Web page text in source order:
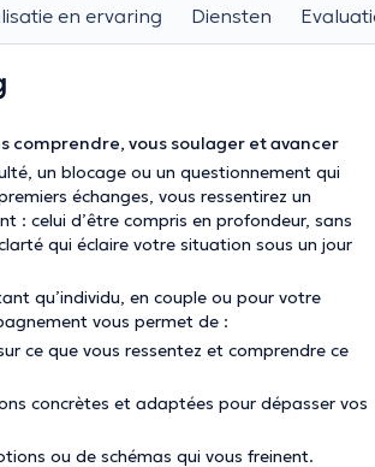
en ervaring Diensten
comprendre, vous soulager et avancer
un blocage ou un questionnement qui
échanges, vous ressentirez un
: celui d’être compris en profondeur, sans
qui éclaire votre situation sous un jour
qu’individu, en couple ou pour votre
vous permet de :
ce que vous ressentez et comprendre ce
concrètes et adaptées pour dépasser vos
ou de schémas qui vous freinent.